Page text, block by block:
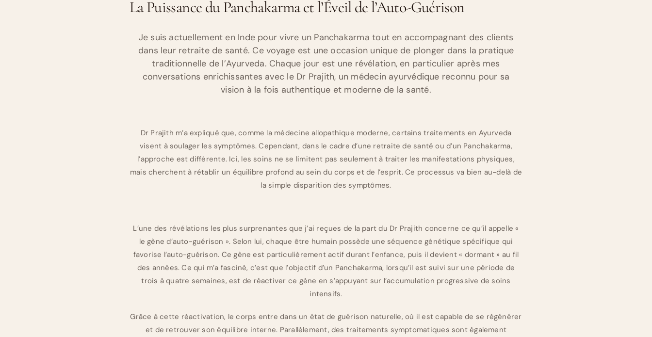
La Puissance du Panchakarma et l’Éveil de l’Auto-Guérison
Je suis actuellement en Inde pour vivre un Panchakarma tout en accompagnant des clients
dans leur retraite de santé. Ce voyage est une occasion unique de plonger dans la pratique
traditionnelle de l’Ayurveda. Chaque jour est une révélation, en particulier après mes
conversations enrichissantes avec le Dr Prajith, un médecin ayurvédique reconnu pour sa
vision à la fois authentique et moderne de la santé.
Dr Prajith m’a expliqué que, comme la médecine allopathique moderne, certains traitements en Ayurveda
visent à soulager les symptômes. Cependant, dans le cadre d’une retraite de santé ou d’un Panchakarma,
l’approche est différente. Ici, les soins ne se limitent pas seulement à traiter les manifestations physiques,
mais cherchent à rétablir un équilibre profond au sein du corps et de l’esprit. Ce processus va bien au-delà de
la simple disparition des symptômes.
L’une des révélations les plus surprenantes que j’ai reçues de la part du Dr Prajith concerne ce qu’il appelle «
le gène d’auto-guérison ». Selon lui, chaque être humain possède une séquence génétique spécifique qui
favorise l’auto-guérison. Ce gène est particulièrement actif durant l’enfance, puis il devient « dormant » au fil
des années. Ce qui m’a fasciné, c’est que l’objectif d’un Panchakarma, lorsqu’il est suivi sur une période de
trois à quatre semaines, est de réactiver ce gène en s’appuyant sur l’accumulation progressive de soins
intensifs.
Grâce à cette réactivation, le corps entre dans un état de guérison naturelle, où il est capable de se régénérer
et de retrouver son équilibre interne. Parallèlement, des traitements symptomatiques sont également